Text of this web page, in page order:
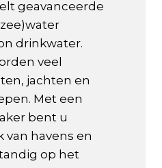
geavanceerde
drinkwater.
veel
jachten en
Met een
bent u
van havens en
op het